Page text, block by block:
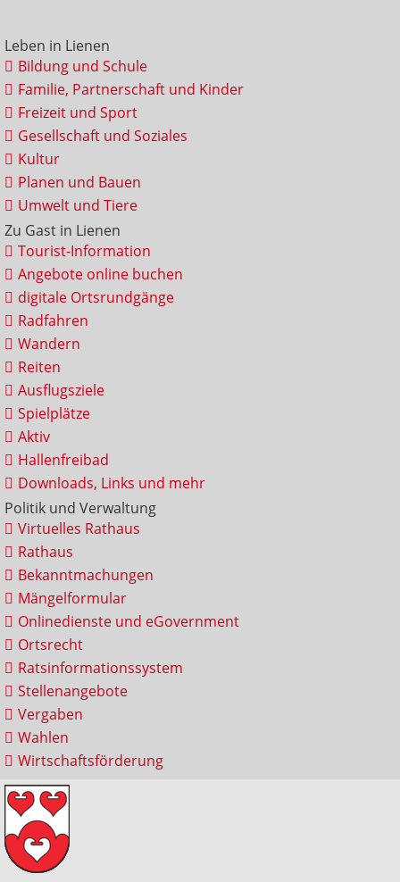
Leben in Lienen
Bildung und Schule
Familie, Partnerschaft und Kinder
Freizeit und Sport
Gesellschaft und Soziales
Kultur
Planen und Bauen
Umwelt und Tiere
Zu Gast in Lienen
Tourist-Information
Angebote online buchen
digitale Ortsrundgänge
Radfahren
Wandern
Reiten
Ausflugsziele
Spielplätze
Aktiv
Hallenfreibad
Downloads, Links und mehr
Politik und Verwaltung
Virtuelles Rathaus
Rathaus
Bekanntmachungen
Mängelformular
Onlinedienste und eGovernment
Ortsrecht
Ratsinformationssystem
Stellenangebote
Vergaben
Wahlen
Wirtschaftsförderung